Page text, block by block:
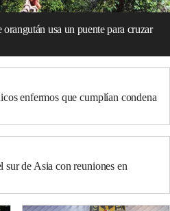
usa un puente para cruzar
enfermos que cumplían condena
de Asia con reuniones en